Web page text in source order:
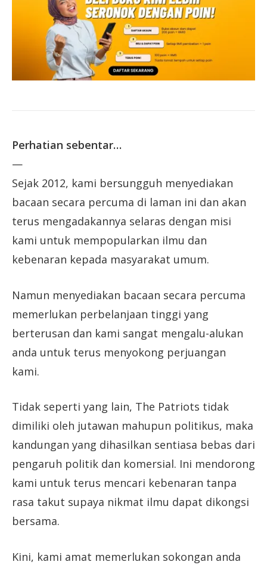
Perhatian sebentar…
—
Sejak 2012, kami bersungguh menyediakan
bacaan secara percuma di laman ini dan akan
terus mengadakannya selaras dengan misi
kami untuk mempopularkan ilmu dan
kebenaran kepada masyarakat umum.
Namun menyediakan bacaan secara percuma
memerlukan perbelanjaan tinggi yang
berterusan dan kami sangat mengalu-alukan
anda untuk terus menyokong perjuangan
kami.
Tidak seperti yang lain, The Patriots tidak
dimiliki oleh jutawan mahupun politikus, maka
kandungan yang dihasilkan sentiasa bebas dari
pengaruh politik dan komersial. Ini mendorong
kami untuk terus mencari kebenaran tanpa
rasa takut supaya nikmat ilmu dapat dikongsi
bersama.
Kini, kami amat memerlukan sokongan anda